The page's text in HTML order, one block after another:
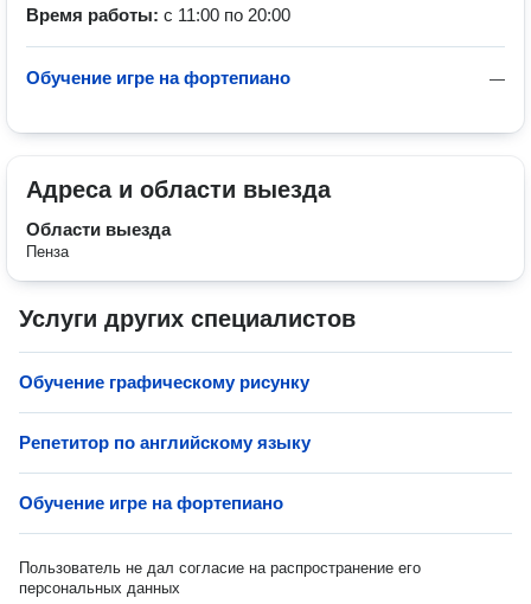
Время работы: с 11:00 по 20:00
—
Обучение игре на фортепиано
Адреса и области выезда
Области выезда
Пенза
Услуги других специалистов
Обучение графическому рисунку
Репетитор по английскому языку
Обучение игре на фортепиано
Пользователь не дал согласие на распространение его
персональных данных